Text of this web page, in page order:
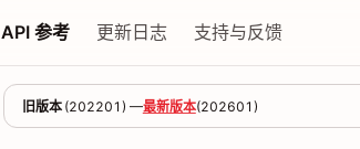
API 参考 更新日志 支持与反馈
旧版本 (202201 ) —最新版本(202601 )